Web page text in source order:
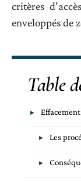
critères
enveloppés de
Table
Les